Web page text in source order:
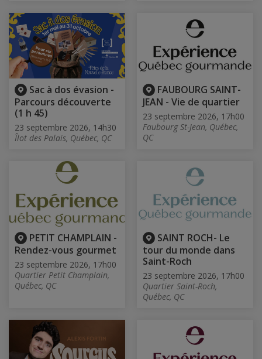
Sac à dos évasion -
Parcours découverte
(1 h 45)
23 septembre 2026, 14h30
Îlot des Palais, Québec, QC
FAUBOURG SAINT-
JEAN - Vie de quartier
23 septembre 2026, 17h00
Faubourg St-Jean, Québec,
QC
PETIT CHAMPLAIN -
Rendez-vous gourmet
23 septembre 2026, 17h00
Quartier Petit Champlain,
Québec, QC
SAINT ROCH- Le
tour du monde dans
Saint-Roch
23 septembre 2026, 17h00
Quartier Saint-Roch,
Québec, QC